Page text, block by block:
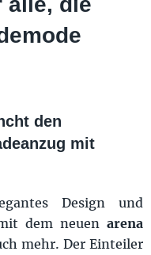
den
mit
Design und
dem neuen arena
mehr. Der Einteiler